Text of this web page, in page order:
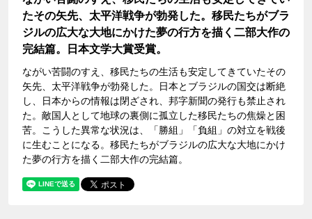
たその矢先、太平洋戦争が勃発した。移民たちがブラ
ジルの広大な大地にかけた夢の行方を描く二部大作の
完結篇。日本文学大賞受賞。
ながい苦闘のすえ、移民たちの生活も安定してきていたその
矢先、太平洋戦争が勃発した。日本とブラジルの国交は断絶
し、日本からの情報は閉ざされ、邦字新聞の発行も禁止され
た。敵国人として地球の裏側に孤立した移民たちの焦燥と困
苦。こうした異常な状況は、「勝組」「負組」の対立を戦後
に生むことになる。移民たちがブラジルの広大な大地にかけ
た夢の行方を描く二部大作の完結篇。